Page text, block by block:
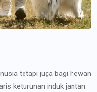
tetapi juga bagi hewan
keturunan induk jantan